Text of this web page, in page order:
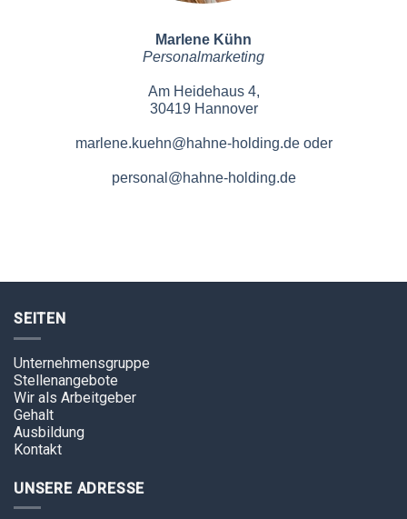
Marlene Kühn
Personalmarketing
Am Heidehaus 4,
30419 Hannover
marlene.kuehn@hahne-holding.deoder
personal@hahne-holding.de
SEITEN
Unternehmensgruppe
Stellenangebote
Wir als Arbeitgeber
Gehalt
Ausbildung
Kontakt
UNSERE ADRESSE